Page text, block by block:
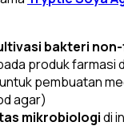
bakteri
produk farmasi
untuk pembuatan
agar)
mikrobiologidi